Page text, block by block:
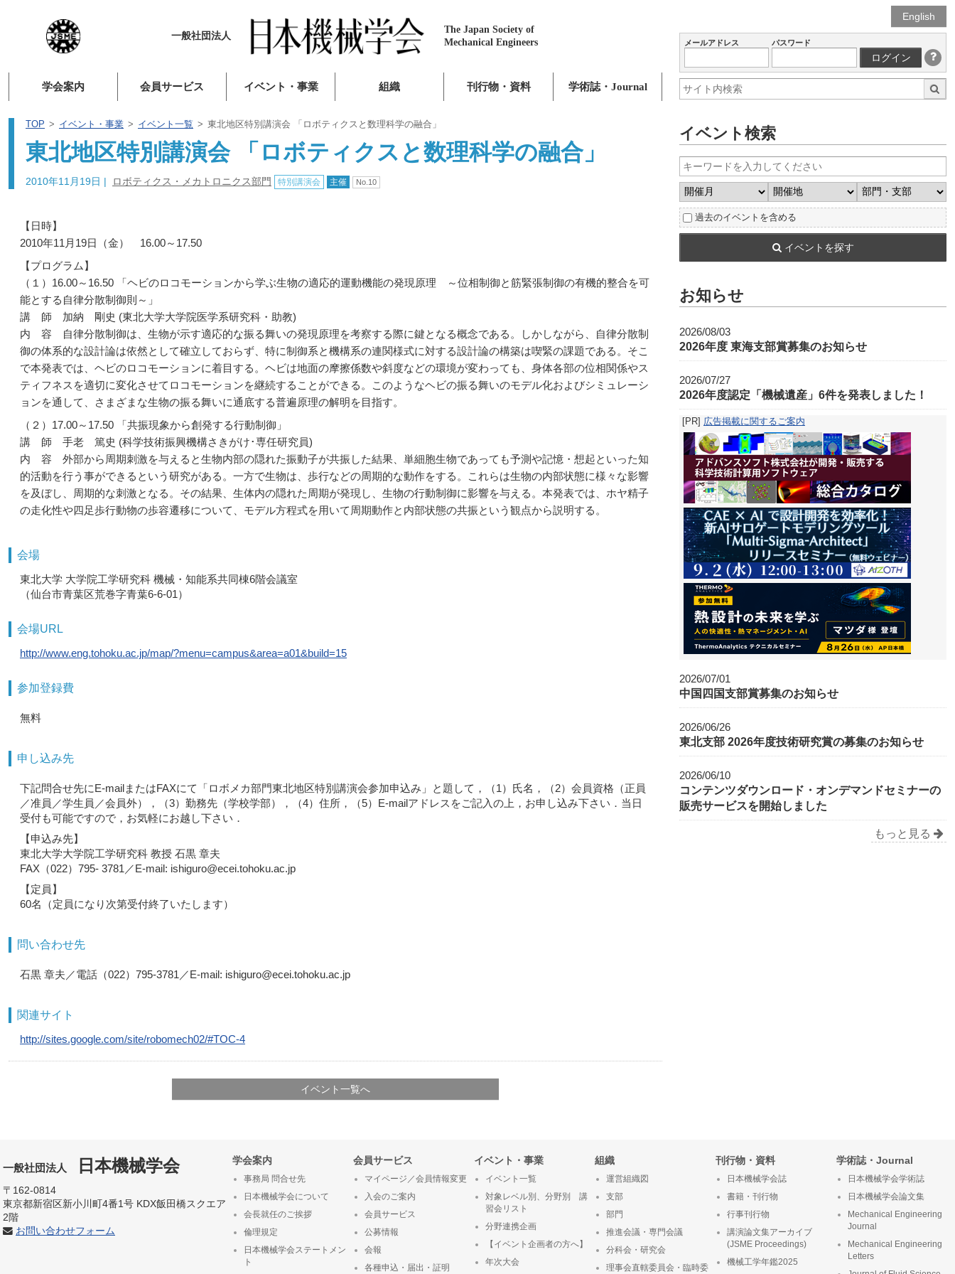
一般社団法人
The Japan Society of
Mechanical Engineers
学会案内 会員サービス イベント・事業 組織 刊行物・資料 学術誌・Journal
TOP イベント・事業 イベント一覧 東北地区特別講演会 「ロボティクスと数理科学の融合」
東北地区特別講演会 「ロボティクスと数理科学の融合」
2010年11月19日 | ロボティクス・メカトロニクス部門 特別講演会 主催 No.10
【日時】
2010年11月19日（金） 16.00～17.50
【プログラム】
（１）16.00～16.50 「ヘビのロコモーションから学ぶ生物の適応的運動機能の発現原理 ～位相制御と筋緊張制御の有機的整合を可
能とする自律分散制御則～」
講 師 加納 剛史 (東北大学大学院医学系研究科・助教)
内 容 自律分散制御は、生物が示す適応的な振る舞いの発現原理を考察する際に鍵となる概念である。しかしながら、自律分散制
御の体系的な設計論は依然として確立しておらず、特に制御系と機構系の連関様式に対する設計論の構築は喫緊の課題である。そこ
で本発表では、ヘビのロコモーションに着目する。ヘビは地面の摩擦係数や斜度などの環境が変わっても、身体各部の位相関係やス
ティフネスを適切に変化させてロコモーションを継続することができる。このようなヘビの振る舞いのモデル化およびシミュレーシ
ョンを通して、さまざまな生物の振る舞いに通底する普遍原理の解明を目指す。
（２）17.00～17.50 「共振現象から創発する行動制御」
講 師 手老 篤史 (科学技術振興機構さきがけ･専任研究員)
内 容 外部から周期刺激を与えると生物内部の隠れた振動子が共振した結果、単細胞生物であっても予測や記憶・想起といった知
的活動を行う事ができるという研究がある。一方で生物は、歩行などの周期的な動作をする。これらは生物の内部状態に様々な影響
を及ぼし、周期的な刺激となる。その結果、生体内の隠れた周期が発現し、生物の行動制御に影響を与える。本発表では、ホヤ精子
の走化性や四足歩行動物の歩容遷移について、モデル方程式を用いて周期動作と内部状態の共振という観点から説明する。
会場
東北大学 大学院工学研究科 機械・知能系共同棟6階会議室
（仙台市青葉区荒巻字青葉6-6-01）
会場URL
http://www.eng.tohoku.ac.jp/map/?menu=campus&area=a01&build=15
参加登録費
無料
申し込み先
下記問合せ先にE-mailまたはFAXにて「ロボメカ部門東北地区特別講演会参加申込み」と題して，（1）氏名，（2）会員資格（正員
／准員／学生員／会員外），（3）勤務先（学校学部），（4）住所，（5）E-mailアドレスをご記入の上，お申し込み下さい．当日
受付も可能ですので，お気軽にお越し下さい．
【申込み先】
東北大学大学院工学研究科 教授 石黒 章夫
FAX（022）795- 3781／E-mail: ishiguro@ecei.tohoku.ac.jp
【定員】
60名（定員になり次第受付終了いたします）
問い合わせ先
石黒 章夫／電話（022）795-3781／E-mail: ishiguro@ecei.tohoku.ac.jp
関連サイト
http://sites.google.com/site/robomech02/#TOC-4
イベント一覧へ
English
メールアドレス パスワード
ログイン
イベント検索
過去のイベントを含める
イベントを探す
お知らせ
2026/08/03
2026年度 東海支部賞募集のお知らせ
2026/07/27
2026年度認定「機械遺産」6件を発表しました！
[PR] 広告掲載に関するご案内
2026/07/01
中国四国支部賞募集のお知らせ
2026/06/26
東北支部 2026年度技術研究賞の募集のお知らせ
2026/06/10
コンテンツダウンロード・オンデマンドセミナーの
販売サービスを開始しました
もっと見る
一般社団法人 日本機械学会
〒162-0814
東京都新宿区新小川町4番1号 KDX飯田橋スクエア
2階
お問い合わせフォーム
学会案内
事務局 問合せ先
日本機械学会について
会長就任のご挨拶
倫理規定
日本機械学会ステートメン
ト
会員サービス
マイページ／会員情報変更
入会のご案内
会員サービス
公募情報
会報
各種申込・届出・証明
イベント・事業
イベント一覧
対象レベル別、分野別 講
習会リスト
分野連携企画
【イベント企画者の方へ】
年次大会
組織
運営組織図
支部
部門
推進会議・専門会議
分科会・研究会
理事会直轄委員会・臨時委
刊行物・資料
日本機械学会誌
書籍・刊行物
行事刊行物
講演論文集アーカイブ
(JSME Proceedings)
機械工学年鑑2025
学術誌・Journal
日本機械学会学術誌
日本機械学会論文集
Mechanical Engineering
Journal
Mechanical Engineering
Letters